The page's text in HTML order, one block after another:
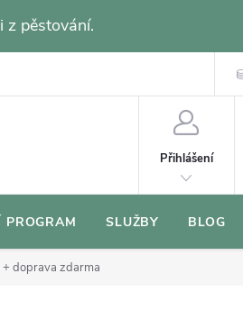
z pěstování.
Přihlášení
PROGRAM SLUŽBY BLOG
+ doprava zdarma